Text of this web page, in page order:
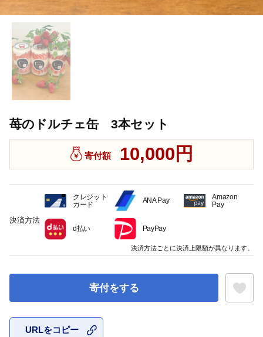
苺のドルチェ缶 3本セット
寄付額 10,000円
寄付をする
URLをコピー
決済方法
クレジット
カード
ANA Pay
Amazon
Pay
d払い PayPay
決済方法ごとに決済上限額が異なります。